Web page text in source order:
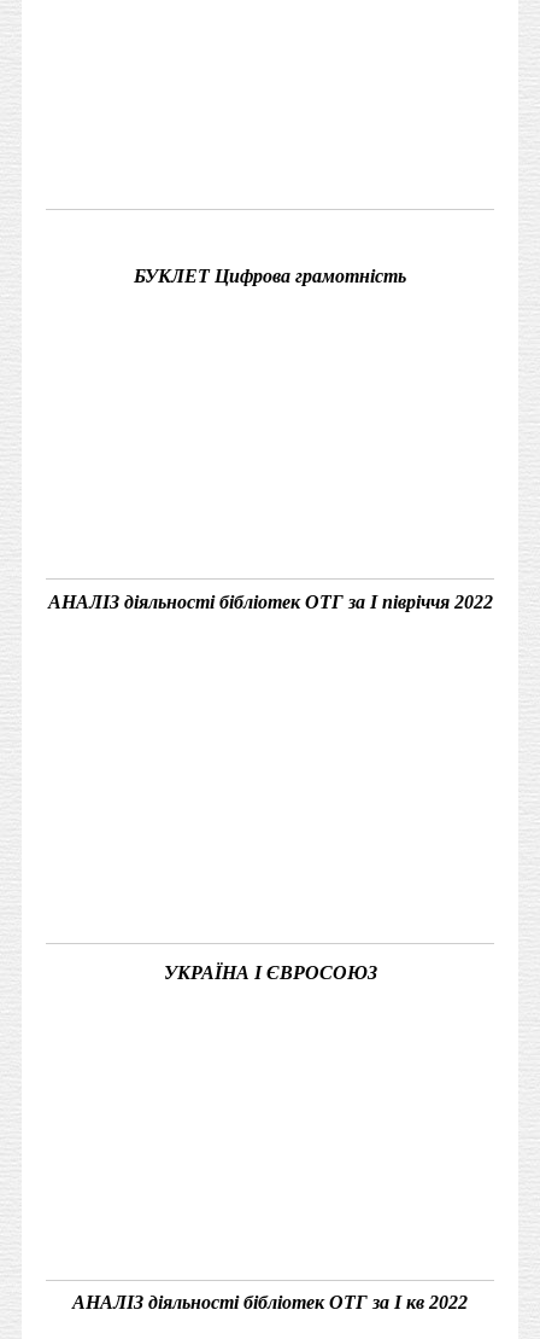
БУКЛЕТ Цифрова грамотність
АНАЛІЗ діяльності бібліотек ОТГ за І півріччя 2022
УКРАЇНА І ЄВРОСОЮЗ
АНАЛІЗ діяльності бібліотек ОТГ за І кв 2022